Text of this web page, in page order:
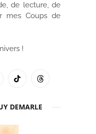
de lecture, de
mes Coups de
!
TikTok Threads
DEMARLE